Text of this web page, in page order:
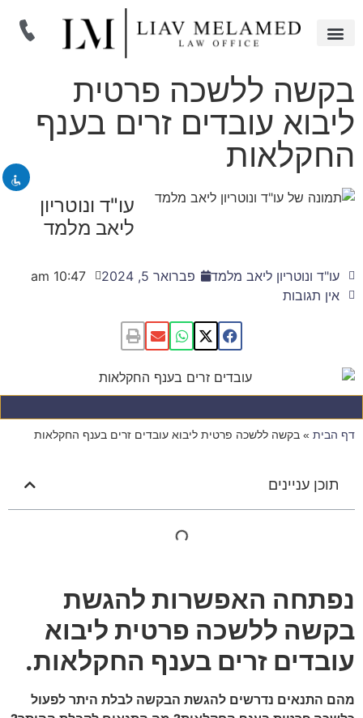
בקשה ללשכה פרטית
ליבוא עובדים זרים בענף
החקלאות
עו"ד ונוטריון
ליאב מלמד
עו"ד ונוטריון ליאב מלמד פברואר 5, 2024
10:47 am
אין תגובות
דף הבית » בקשה ללשכה פרטית ליבוא עובדים זרים בענף החקלאות
תוכן עניינים
נפתחה האפשרות להגשת
בקשה ללשכה פרטית ליבוא
עובדים זרים בענף החקלאות.
מהם התנאים נדרשים להגשת הבקשה לבלת היתר לפעול
visibility_off השבת את ההבזקים
title סמן כותרות
zoom_out זום (הקטנה)
זום (הגדלה)
remove_circle_outline הקטנת גופן
ניגודיות בהירה
הוסף קו תחתון לקישורים
את
כל
השארת משוב